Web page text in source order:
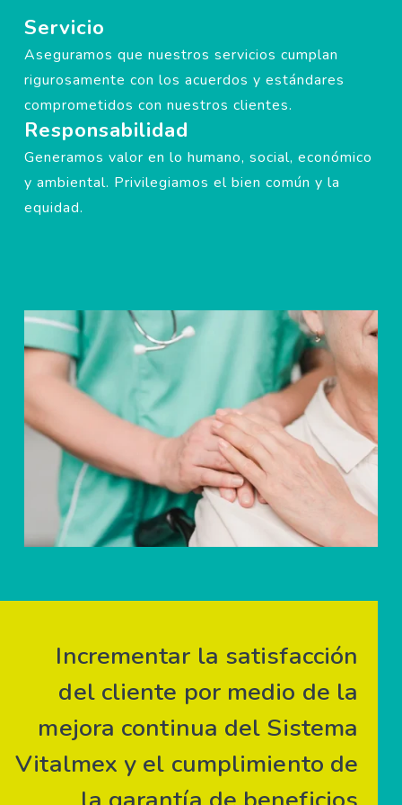
Servicio
Aseguramos que nuestros servicios cumplan
rigurosamente con los acuerdos y estándares
comprometidos con nuestros clientes.
Responsabilidad
Generamos valor en lo humano, social, económico
y ambiental. Privilegiamos el bien común y la
equidad.
Incrementar la satisfacción
del cliente por medio de la
mejora continua del Sistema
Vitalmex y el cumplimiento de